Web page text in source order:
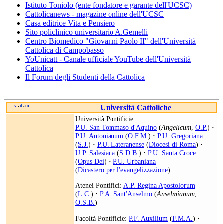
Istituto Toniolo (ente fondatore e garante dell'UCSC)
Cattolicanews - magazine online dell'UCSC
Casa editrice Vita e Pensiero
Sito policlinico universitario A.Gemelli
Centro Biomedico "Giovanni Paolo II" dell'Università
Cattolica di Campobasso
YoUnicatt - Canale ufficiale YouTube dell'Università
Cattolica
Il Forum degli Studenti della Cattolica
v • d • m Università Cattoliche
Università Pontificie:
P.U. San Tommaso d'Aquino (Angelicum O.P.) ·
P.U. Antonianum (O.F.M. ) · P.U. Gregoriana
(S.J. ) · P.U. Lateranense (Diocesi di Roma) ·
U.P. Salesiana (S.D.B. ) · P.U. Santa Croce
(Opus Dei) · P.U. Urbaniana
(Dicastero per l'evangelizzazione)
Atenei Pontifici: A.P. Regina Apostolorum
(L.C.) · P.A. Sant'Anselmo (Anselmianum,
O.S.B.)
Facoltà Pontificie: P.F. Auxilium (F.M.A. ) ·